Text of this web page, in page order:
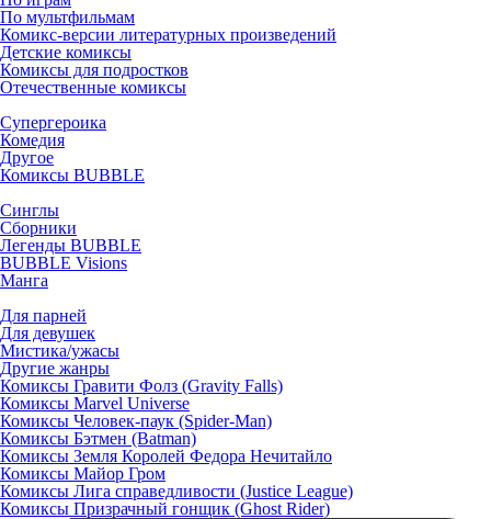
По мультфильмам
Комикс-версии литературных произведений
Детские комиксы
Комиксы для подростков
Отечественные комиксы
Супергероика
Комедия
Другое
Комиксы BUBBLE
Синглы
Сборники
Легенды BUBBLE
BUBBLE Visions
Манга
Для парней
Для девушек
Мистика/ужасы
Другие жанры
Комиксы Гравити Фолз (Gravity Falls)
Комиксы Marvel Universe
Комиксы Человек-паук (Spider-Man)
Комиксы Бэтмен (Batman)
Комиксы Земля Королей Федора Нечитайло
Комиксы Майор Гром
Комиксы Лига справедливости (Justice League)
Комиксы Призрачный гонщик (Ghost Rider)